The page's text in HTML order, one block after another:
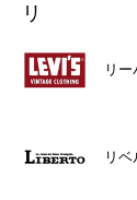
リ
リ
リベ